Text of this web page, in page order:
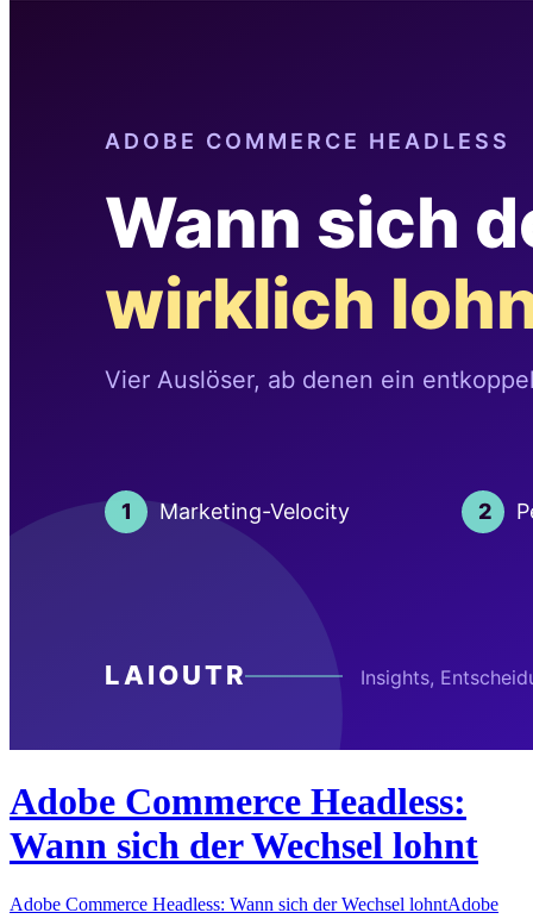
Adobe Commerce Headless:
Wann sich der Wechsel lohnt
Adobe Commerce Headless: Wann sich der Wechsel lohntAdobe